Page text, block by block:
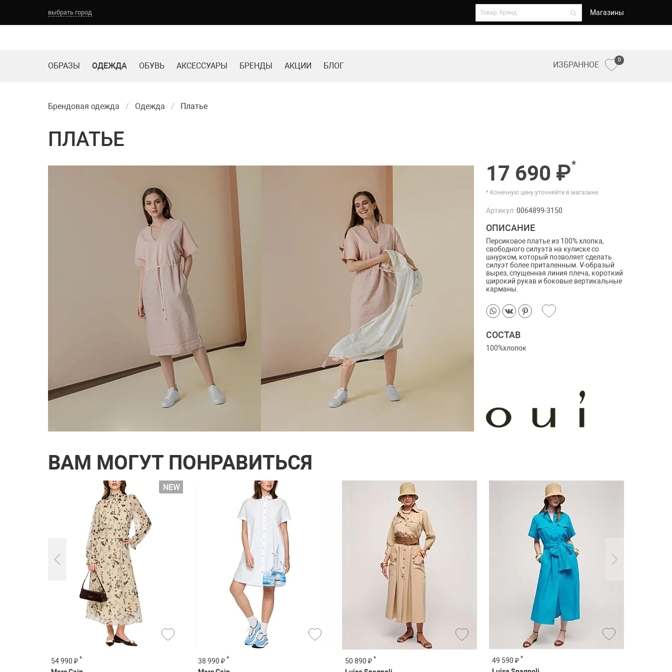
выбрать город Магазины
ОБРАЗЫ ОДЕЖДА ОБУВЬ АКСЕССУАРЫ БРЕНДЫ АКЦИИ БЛОГ ИЗБРАННОЕ
0
Брендовая одежда Одежда Платье
ПЛАТЬЕ
17 690 ₽*
* Конечную цену уточняйте в магазине.
Артикул:0064899-3150
ОПИСАНИЕ
Персиковое платье из 100% хлопка,
свободного силуэта на кулиске со
шнурком, который позволяет сделать
силуэт более приталенным. V-образый
вырез, спущенная линия плеча, короткий
широкий рукав и боковые вертикальные
карманы.
СОСТАВ
100%хлопок
ВАМ МОГУТ ПОНРАВИТЬСЯ
54 990 ₽ * 38 990 ₽ * 50 890 ₽ * 49 590 ₽ *